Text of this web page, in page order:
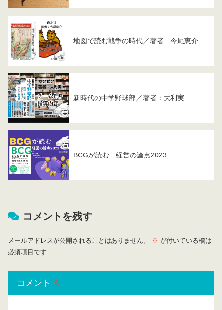
地図で読む戦争の時代／著者：今尾恵介
新時代の中学野球部／著者：大利実
BCGが読む 経営の論点2023
コメントを残す
メールアドレスが公開されることはありません。 ※ が付いている欄は
必須項目です
コメント ※